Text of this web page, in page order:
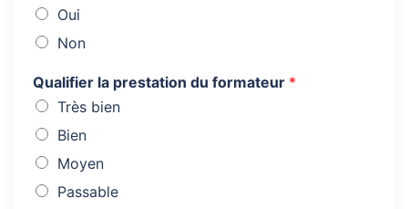
Oui
Non
Qualifier la prestation du formateur *
Très bien
Bien
Moyen
Passable